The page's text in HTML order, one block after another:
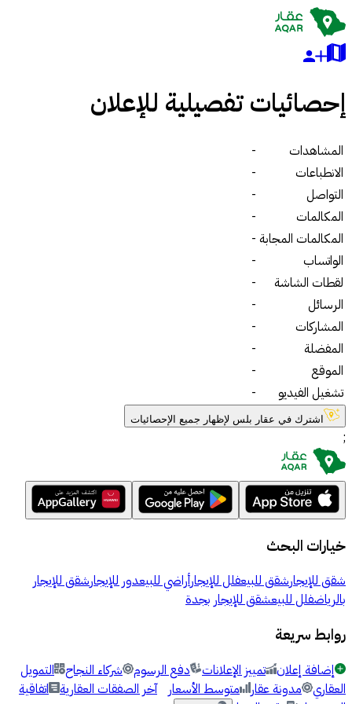
إحصائيات تفصيلية للإعلان
المشاهدات
-
الانطباعات
-
التواصل
-
المكالمات
-
المكالمات المجابة -
الواتساب
-
لقطات الشاشة
-
الرسائل
-
المشاركات
-
المفضلة
-
الموقع
-
تشغيل الفيديو
-
اشترك في عقار بلس لإظهار جميع الإحصائيات
;
خيارات البحث
شقق للإيجارشقق للبيعفلل للإيجارأراضي للبيعدور للإيجارشقق للإيجار
بالرياضفلل للبيعشقق للإيجار بجدة
روابط سريعة
إضافة إعلان تمييز الإعلانات دفع الرسوم شركاء النجاح
التمويل
العقاري
مدونة عقار متوسط الأسعار آخر الصفقات العقارية
اتفاقية